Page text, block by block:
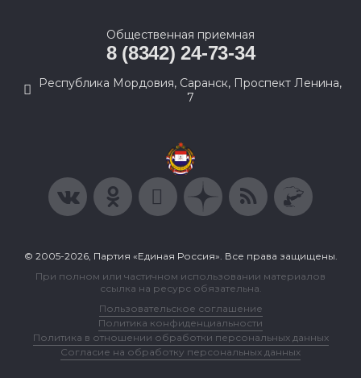
Общественная приемная
8 (8342) 24-73-34
Республика Мордовия, Саранск, Проспект Ленина,
7
© 2005-2026, Партия «Единая Россия». Все права защищены.
При полном или частичном использовании материалов
ссылка на ресурс обязательна.
Пользовательское соглашение
Политика конфиденциальности
Политика в отношении обработки персональных данных
Согласие на обработку персональных данных